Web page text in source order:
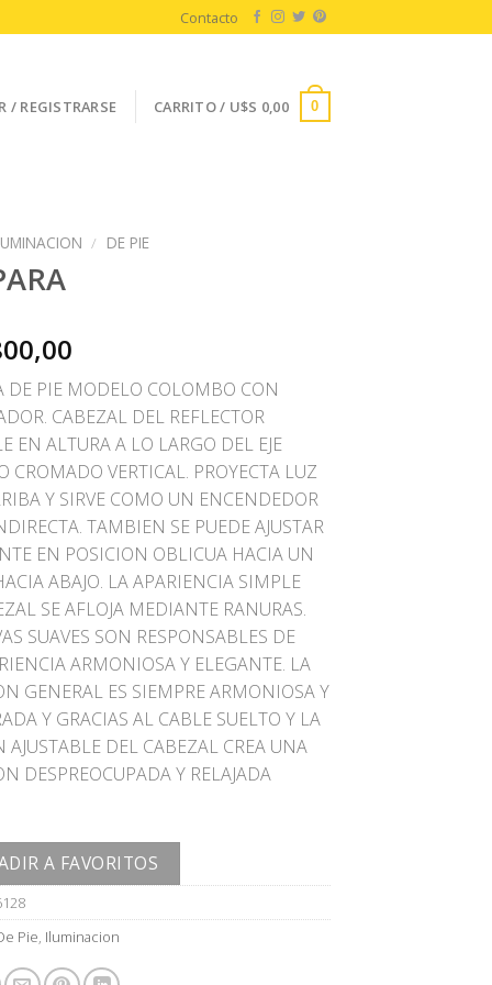
Contacto
/ REGISTRARSE CARRITO / U$S 0,00 0
/ DE PIE
DE PIE MODELO COLOMBO CON
CABEZAL DEL REFLECTOR
EN ALTURA A LO LARGO DEL EJE
CROMADO VERTICAL. PROYECTA LUZ
Y SIRVE COMO UN ENCENDEDOR
TAMBIEN SE PUEDE AJUSTAR
EN POSICION OBLICUA HACIA UN
ABAJO. LA APARIENCIA SIMPLE
SE AFLOJA MEDIANTE RANURAS.
SUAVES SON RESPONSABLES DE
ARMONIOSA Y ELEGANTE. LA
GENERAL ES SIEMPRE ARMONIOSA Y
Y GRACIAS AL CABLE SUELTO Y LA
AJUSTABLE DEL CABEZAL CREA UNA
DESPREOCUPADA Y RELAJADA
A FAVORITOS
Pie, Iluminacion